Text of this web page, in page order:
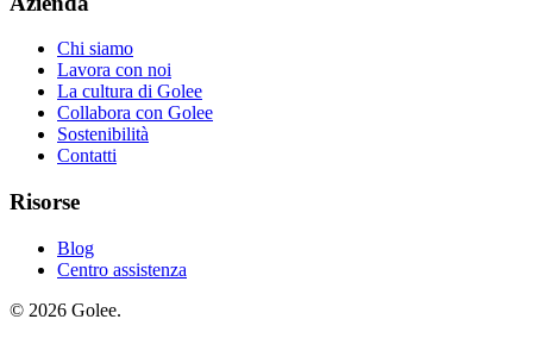
Chi siamo
Lavora con noi
La cultura di Golee
Collabora con Golee
Sostenibilità
Contatti
Risorse
Blog
Centro assistenza
© 2026 Golee.